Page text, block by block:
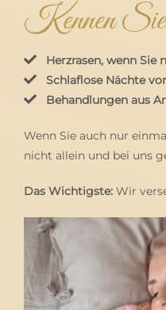
Kennen Sie
Herzrasen, wenn Sie
Schlaflose Nächte
Behandlungen aus
Wenn Sie auch nur
nicht allein und bei uns
Das Wichtigste:Wir